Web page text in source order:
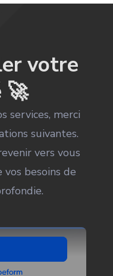
votre
🚀
services, merci
suivantes.
vers vous
besoins de